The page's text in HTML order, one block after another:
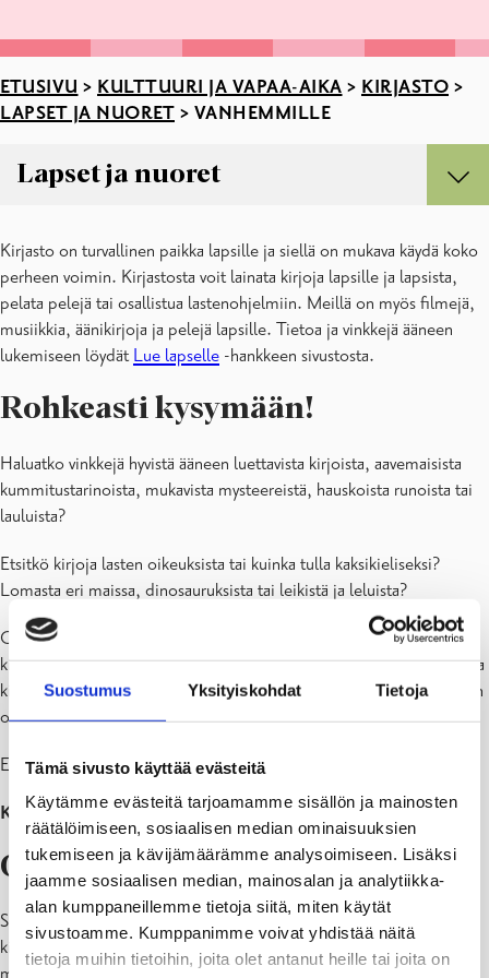
Suostumus Yksityiskohdat Tietoja
Tämä sivusto käyttää evästeitä
Käytämme evästeitä tarjoamamme sisällön ja mainosten
räätälöimiseen, sosiaalisen median ominaisuuksien
tukemiseen ja kävijämäärämme analysoimiseen. Lisäksi
jaamme sosiaalisen median, mainosalan ja analytiikka-
alan kumppaneillemme tietoja siitä, miten käytät
sivustoamme. Kumppanimme voivat yhdistää näitä
tietoja muihin tietoihin, joita olet antanut heille tai joita on
ETUSIVU > KULTTUURI JA VAPAA-AIKA > KIRJASTO >
LAPSET JA NUORET > VANHEMMILLE
Lapset ja nuoret
Lapset
Nuorille
Palvelut kouluille ja päiväkodeille
Vanhemmille
Kirjasto on turvallinen paikka lapsille ja siellä on mukava käydä koko
perheen voimin. Kirjastosta voit lainata kirjoja lapsille ja lapsista,
pelata pelejä tai osallistua lastenohjelmiin. Meillä on myös filmejä,
musiikkia, äänikirjoja ja pelejä lapsille. Tietoa ja vinkkejä ääneen
lukemiseen löydät Lue lapselle -hankkeen sivustosta.
Rohkeasti kysymään!
Haluatko vinkkejä hyvistä ääneen luettavista kirjoista, aavemaisista
kummitustarinoista, mukavista mysteereistä, hauskoista runoista tai
lauluista?
Etsitkö kirjoja lasten oikeuksista tai kuinka tulla kaksikieliseksi?
Lomasta eri maissa, dinosauruksista tai leikistä ja leluista?
Onko lapsellasi vaikeuksia lukea? Tarjolla on paljon helppolukuisia
kirjoja kaiken ikäisille, äänikirjoja ja kirja+CD-paketteja sekä luku- ja
kirjoitusvaikeuksiin erikoistuneita kirjoja. Tammisaaren kirjastossa on
omenahylly erikoisoppimateriaalilla.
Etkö löydä etsimääsi?
Kysy henkilökunnalta!
Ohjelmat
Silloin tällöin järjestettävää ohjelmaa ovat mm. satutuokiot,
kirjailijavierailut, nukketeatteriesitykset ja lukukoira. Tietoa löytyy
mm. kirjaston verkkosivuilta, ilmoitustauluilta,